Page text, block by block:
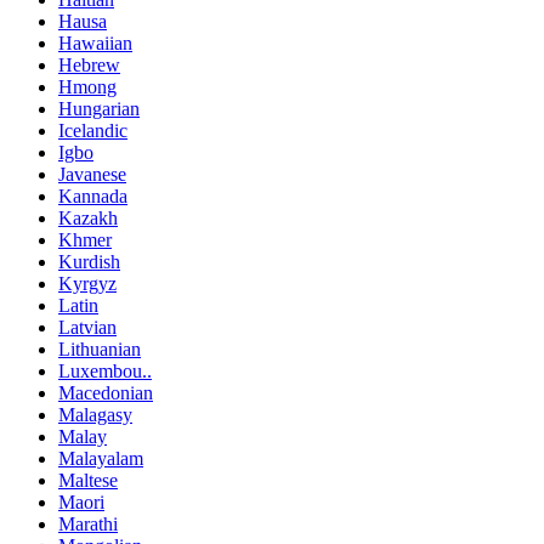
Hausa
Hawaiian
Hebrew
Hmong
Hungarian
Icelandic
Igbo
Javanese
Kannada
Kazakh
Khmer
Kurdish
Kyrgyz
Latin
Latvian
Lithuanian
Luxembou..
Macedonian
Malagasy
Malay
Malayalam
Maltese
Maori
Marathi